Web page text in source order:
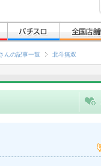
んの記事一覧 北斗無双